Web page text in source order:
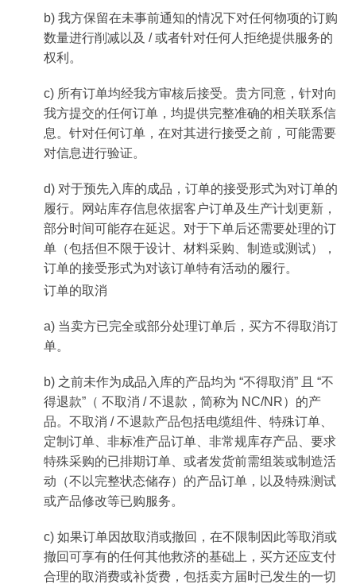
b) 我方保留在未事前通知的情况下对任何物项的订购
数量进行削减以及 / 或者针对任何人拒绝提供服务的
权利。
c) 所有订单均经我方审核后接受。贵方同意，针对向
我方提交的任何订单，均提供完整准确的相关联系信
息。针对任何订单，在对其进行接受之前，可能需要
对信息进行验证。
d) 对于预先入库的成品，订单的接受形式为对订单的
履行。网站库存信息依据客户订单及生产计划更新，
部分时间可能存在延迟。对于下单后还需要处理的订
单（包括但不限于设计、材料采购、制造或测试），
订单的接受形式为对该订单特有活动的履行。
订单的取消
a) 当卖方已完全或部分处理订单后，买方不得取消订
单。
b) 之前未作为成品入库的产品均为 “不得取消” 且 “不
得退款”（ 不取消 / 不退款，简称为 NC/NR）的产
品。不取消 / 不退款产品包括电缆组件、特殊订单、
定制订单、非标准产品订单、非常规库存产品、要求
特殊采购的已排期订单、或者发货前需组装或制造活
动（不以完整状态储存）的产品订单，以及特殊测试
或产品修改等已购服务。
c) 如果订单因故取消或撤回，在不限制因此等取消或
撤回可享有的任何其他救济的基础上，买方还应支付
合理的取消费或补货费，包括卖方届时已发生的一切